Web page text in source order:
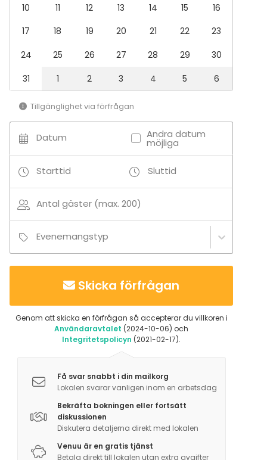
Vi erbjuder roliga aktiviteter i samband med fest,
https://www.usine.se/festvaning#aktiviteter
10
11 12 13 14 15
16
17
18 19 20 21 22
23
24
25 26 27 28 29
30
31
1 2 3 4 5 6
Tillgänglighet via förfrågan
Datum Andra datum
möjliga
Starttid Sluttid
Antal gäster (max. 200)
Evenemangstyp
Skicka förfrågan
Genom att skicka en förfrågan så accepterar du villkoren i
Användaravtalet (2024-10-06) och
Integritetspolicyn (2021-02-17).
Få svar snabbt i din mailkorg
Lokalen svarar vanligen inom en arbetsdag
Bekräfta bokningen eller fortsätt
diskussionen
Diskutera detaljerna direkt med lokalen
Venuu är en gratis tjänst
Betala direkt till lokalen utan extra avgifter